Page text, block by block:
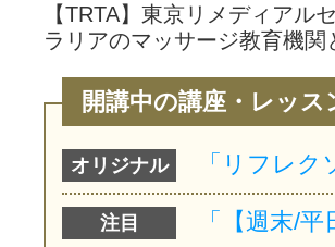
【TRTA】東京リメディアル
ラリアのマッサージ教育機
開講中の講座・レッス
オリジナル
注目